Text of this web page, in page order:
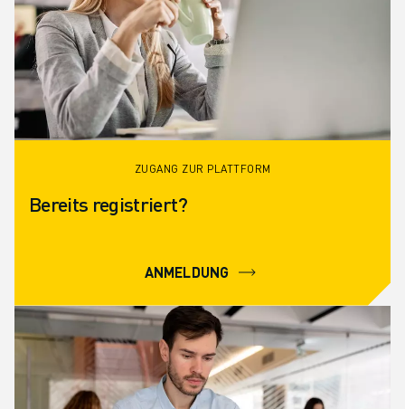
ZUGANG ZUR PLATTFORM
Bereits registriert?
ANMELDUNG